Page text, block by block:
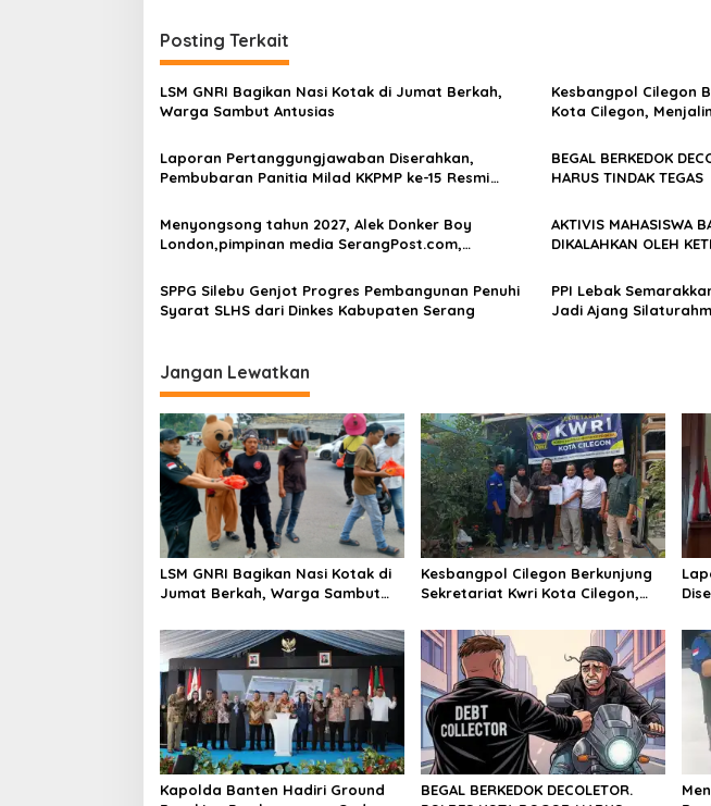
Posting Terkait
LSM GNRI Bagikan Nasi Kotak di Jumat Berkah,
Warga Sambut Antusias
Kesbangpol Cilegon
Kota Cilegon,
Laporan Pertanggungjawaban Diserahkan,
Pembubaran Panitia Milad KKPMP ke-15 Resmi
BEGAL BERKEDOK
HARUS TINDAK TEGAS
Menyongsong tahun 2027, Alek Donker Boy
London,pimpinan media SerangPost.com,
meningkatkan profesionalisme dalam menjalankan
tugas jurnalistik
AKTIVIS MAHASISWA
DIKALAHKAN OLEH
SPPG Silebu Genjot Progres Pembangunan Penuhi
Syarat SLHS dari Dinkes Kabupaten Serang
PPI Lebak
Jadi Ajang
Jangan Lewatkan
LSM GNRI Bagikan Nasi Kotak di
Jumat Berkah, Warga Sambut
Kesbangpol Cilegon Berkunjung
Sekretariat Kwri Kota Cilegon,
Kapolda Banten Hadiri Ground
BEGAL BERKEDOK DECOLETOR.
Plt
ke
In Politik